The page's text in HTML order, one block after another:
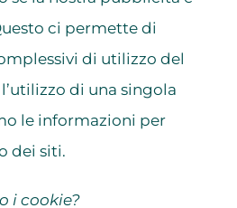
ci permette di
di utilizzo del
di una singola
le informazioni per
dei siti.
i cookie?